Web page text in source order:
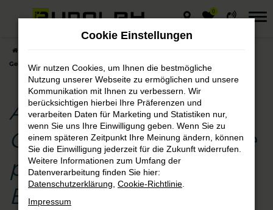
Zum
0
Gebrauchtwagen – die preisgünstige Entscheidung für Lutherstadt Eisleben
Audi A5
Gebrauchtwagen – die
preisgünstige
Entscheidung für
Cookie Einstellungen
Wir nutzen Cookies, um Ihnen die bestmögliche
Nutzung unserer Webseite zu ermöglichen und unsere
Kommunikation mit Ihnen zu verbessern. Wir
berücksichtigen hierbei Ihre Präferenzen und
verarbeiten Daten für Marketing und Statistiken nur,
wenn Sie uns Ihre Einwilligung geben. Wenn Sie zu
einem späteren Zeitpunkt Ihre Meinung ändern, können
Sie die Einwilligung jederzeit für die Zukunft widerrufen.
Weitere Informationen zum Umfang der
Datenverarbeitung finden Sie hier:
Datenschutzerklärung Cookie-Richtlinie
Impressum